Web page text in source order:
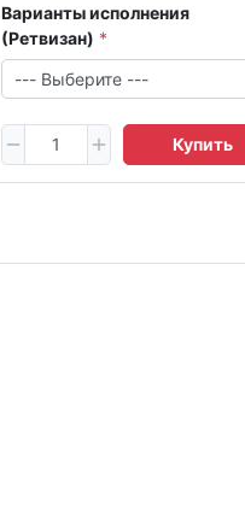
Варианты исполнения
(Ретвизан)
Купить